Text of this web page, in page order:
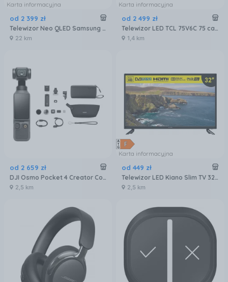
Karta informacyjna
od 2 399 zł
Telewizor Neo QLED Samsung QE50QN80FAUXXH 50 cali 4K UHD
22 km
Karta informacyjna
od 2 499 zł
Telewizor LED TCL 75V6C 75 cali 4K UHD
1,4 km
od 2 659 zł
DJI Osmo Pocket 4 Creator Combo
2,5 km
Karta informacyjna
od 449 zł
Telewizor LED Kiano Slim TV 32 32 cale HD Ready
2,5 km